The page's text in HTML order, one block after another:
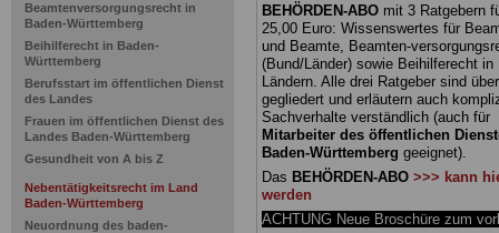
Beamtenversorgungsrecht in
Baden-Württemberg
Beihilferecht in Baden-
Württemberg
Berufsstart im öffentlichen Dienst
des Landes
Frauen im öffentlichen Dienst des
Landes Baden-Württemberg
Gesundheit von A bis Z
Nebentätigkeitsrecht im Land
Baden-Württemberg
Neuordnung des baden-
BEHÖRDEN-ABO mit 3 Ratgebern
25,00 Euro: Wissenswertes für
und Beamte, Beamten-
(Bund/Länder) sowie Beihilferecht in
Ländern. Alle drei Ratgeber sind
gegliedert und erläutern auch
Sachverhalte verständlich (auch für
Mitarbeiter des öffentlichen
Baden-Württemberg geeignet).
Das BEHÖRDEN-ABO >>> kann
werden
ACHTUNG Neue Broschüre zum